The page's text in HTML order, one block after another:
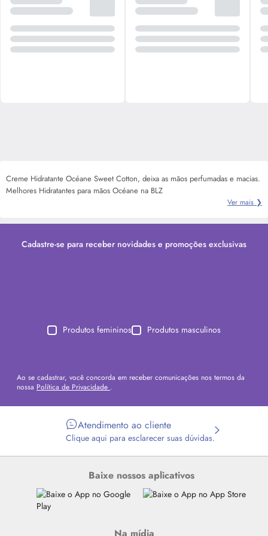
Creme Hidratante Océane Sweet Cotton, deixa as mãos perfumadas e macias.
Melhores Hidratantes para mãos Océane na BLZ
Ver mais ❯
Cadastre-se para receber novidades e promoções exclusivas
Produtos femininos Produtos masculinos
Ao se cadastrar, você concorda em receber comunicações nos termos da
nossa Política de Privacidade .
Atendimento ao cliente
Clique aqui para esclarecer suas dúvidas.
Baixe nossos aplicativos